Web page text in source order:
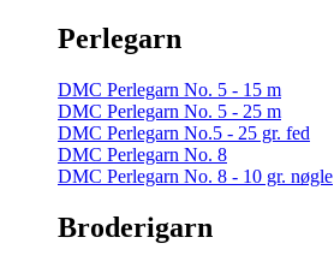
Perlegarn
DMC Perlegarn No. 5 - 15 m
DMC Perlegarn No. 5 - 25 m
DMC Perlegarn No.5 - 25 gr. fed
DMC Perlegarn No. 8
DMC Perlegarn No. 8 - 10 gr. nøgle
Broderigarn